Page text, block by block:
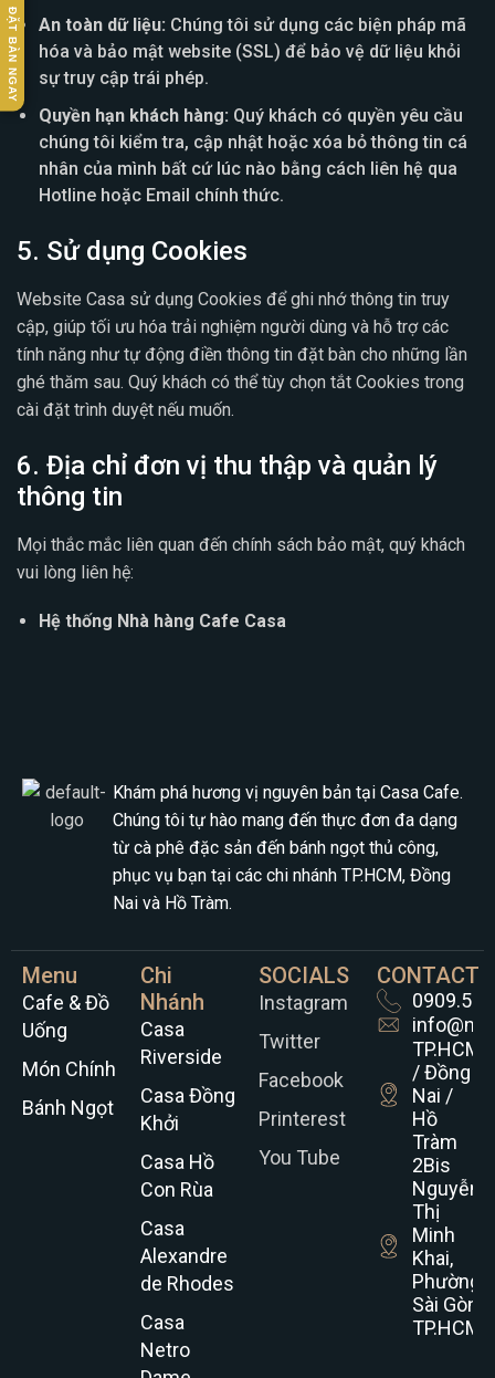
ĐẶT BÀN NGAY
An toàn dữ liệu: Chúng tôi sử dụng các biện pháp mã
hóa và bảo mật website (SSL) để bảo vệ dữ liệu khỏi
sự truy cập trái phép.
Quyền hạn khách hàng: Quý khách có quyền yêu cầu
chúng tôi kiểm tra, cập nhật hoặc xóa bỏ thông tin cá
nhân của mình bất cứ lúc nào bằng cách liên hệ qua
Hotline hoặc Email chính thức.
5. Sử dụng Cookies
Website Casa sử dụng Cookies để ghi nhớ thông tin truy
cập, giúp tối ưu hóa trải nghiệm người dùng và hỗ trợ các
tính năng như tự động điền thông tin đặt bàn cho những lần
ghé thăm sau. Quý khách có thể tùy chọn tắt Cookies trong
cài đặt trình duyệt nếu muốn.
6. Địa chỉ đơn vị thu thập và quản lý
thông tin
Mọi thắc mắc liên quan đến chính sách bảo mật, quý khách
vui lòng liên hệ:
Hệ thống Nhà hàng Cafe Casa
Khám phá hương vị nguyên bản tại Casa Cafe.
Chúng tôi tự hào mang đến thực đơn đa dạng
từ cà phê đặc sản đến bánh ngọt thủ công,
phục vụ bạn tại các chi nhánh TP.HCM, Đồng
Nai và Hồ Tràm.
Menu
Cafe & Đồ
Uống
Món Chính
Bánh Ngọt
Chi
Nhánh
Casa
Riverside
Casa Đồng
Khởi
Casa Hồ
Con Rùa
Casa
Alexandre
de Rhodes
Casa
Netro
SOCIALS
Instagram
Twitter
Facebook
Printerest
You Tube
CONTACT
TP.HCM
/ Đồng
Nai /
Hồ
Tràm
2Bis
Nguyễn
Thị
Minh
Khai,
Phường
Sài Gòn,
TP.HCM